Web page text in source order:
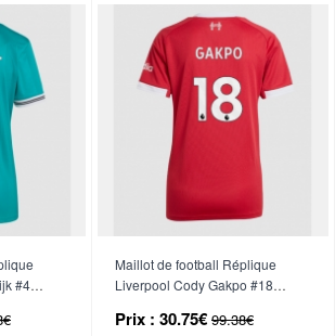
#4
Maillot de football Réplique
Liverpool Cody Gakpo #18
Manche Courte
Prix : 30.75€ 99.38€